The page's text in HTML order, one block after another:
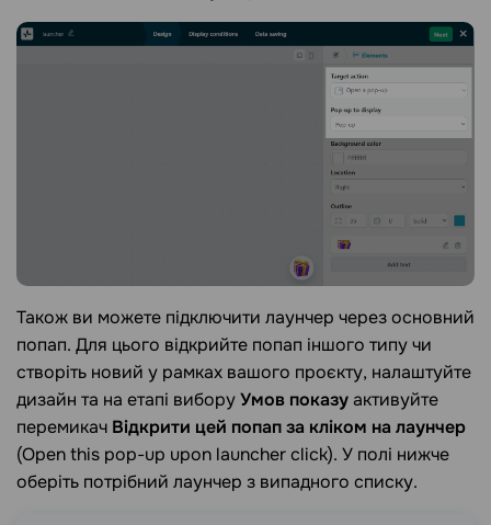
Також ви можете підключити лаунчер через основний
попап. Для цього відкрийте попап іншого типу чи
створіть новий у рамках вашого проєкту, налаштуйте
дизайн та на етапі виборуУмов показуактивуйте
перемикач Відкрити цей попап за кліком на лаунчер
(Open this pop-up upon launcher click). У полі нижче
оберіть потрібний лаунчер з випадного списку.